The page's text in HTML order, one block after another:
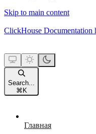
Skip to main content
ClickHouse Documentation
Search...
⌘ K
Главная